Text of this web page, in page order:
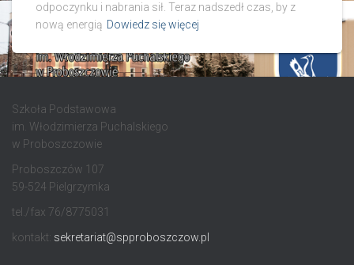
odpoczynku i nabrania sił. Teraz nadszedł czas, by z
nową energią Dowiedz się więcej
Szkoła Podstawowa
im. Włodzimierza Puchalskiego
w Proboszczowie
Proboszczów 107
59-524 Pielgrzymka
tel./fax 76/8775031
kontakt: sekretariat@spproboszczow.pl